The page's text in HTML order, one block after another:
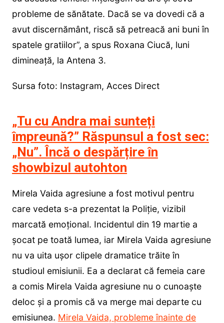
probleme de sănătate. Dacă se va dovedi că a
avut discernământ, riscă să petreacă ani buni în
spatele gratiilor”, a spus Roxana Ciucă, luni
dimineață, la Antena 3.
Sursa foto: Instagram, Acces Direct
„Tu cu Andra mai sunteți
împreună?” Răspunsul a fost sec:
„Nu”. Încă o despărțire în
showbizul autohton
Mirela Vaida agresiune a fost motivul pentru
care vedeta s-a prezentat la Poliție, vizibil
marcată emoțional. Incidentul din 19 martie a
șocat pe toată lumea, iar Mirela Vaida agresiune
nu va uita ușor clipele dramatice trăite în
studioul emisiunii. Ea a declarat că femeia care
a comis Mirela Vaida agresiune nu o cunoaște
deloc și a promis că va merge mai departe cu
emisiunea. Mirela Vaida, probleme înainte de